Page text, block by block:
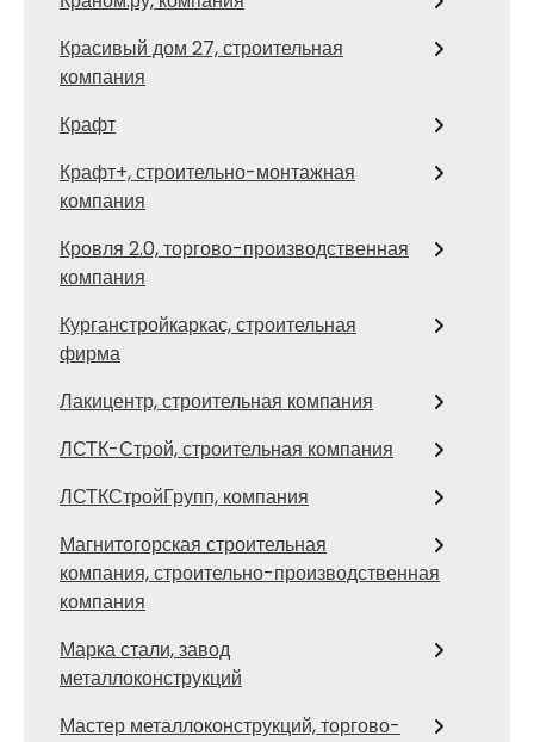
Красивый дом 27, строительная
компания
Крафт
Крафт+, строительно-монтажная
компания
Кровля 2.0, торгово-производственная
компания
Курганстройкаркас, строительная
фирма
Лакицентр, строительная компания
ЛСТК-Строй, строительная компания
ЛСТКСтройГрупп, компания
Магнитогорская строительная
компания, строительно-производственная
компания
Марка стали, завод
металлоконструкций
Мастер металлоконструкций, торгово-